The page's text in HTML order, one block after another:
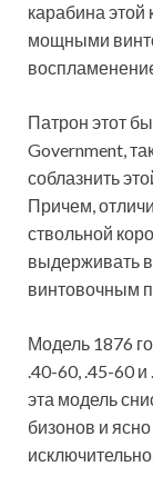
карабина этой
мощными
Патрон этот
Government,
соблазнить
Причем,
ствольной
выдерживать
винтовочным
Модель 1876
.40-60, .45-60
эта модель
бизонов и